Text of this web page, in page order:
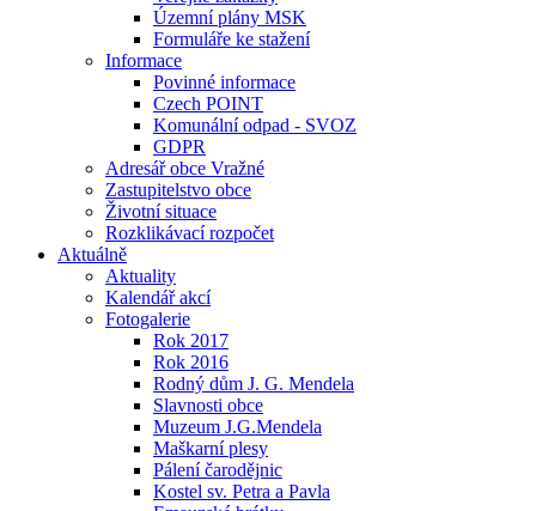
Územní plány MSK
Formuláře ke stažení
Informace
Povinné informace
Czech POINT
Komunální odpad - SVOZ
GDPR
Adresář obce Vražné
Zastupitelstvo obce
Životní situace
Rozklikávací rozpočet
Aktuálně
Aktuality
Kalendář akcí
Fotogalerie
Rok 2017
Rok 2016
Rodný dům J. G. Mendela
Slavnosti obce
Muzeum J.G.Mendela
Maškarní plesy
Pálení čarodějnic
Kostel sv. Petra a Pavla